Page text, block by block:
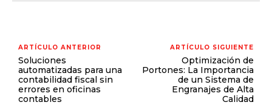
ARTÍCULO ANTERIOR
Soluciones
automatizadas para una
contabilidad fiscal sin
errores en oficinas
contables
ARTÍCULO SIGUIENTE
Optimización de
Portones: La Importancia
de un Sistema de
Engranajes de Alta
Calidad